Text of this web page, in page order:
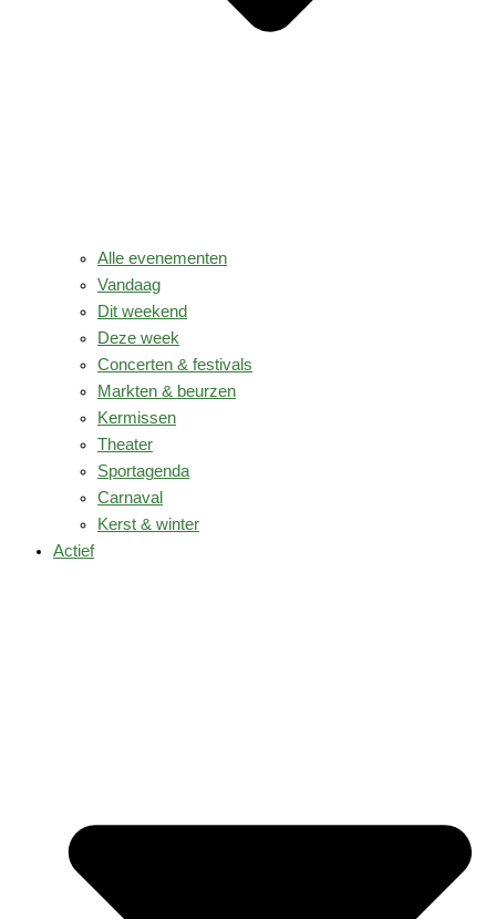
Alle evenementen
Vandaag
Dit weekend
Deze week
Concerten & festivals
Markten & beurzen
Kermissen
Theater
Sportagenda
Carnaval
Kerst & winter
Actief